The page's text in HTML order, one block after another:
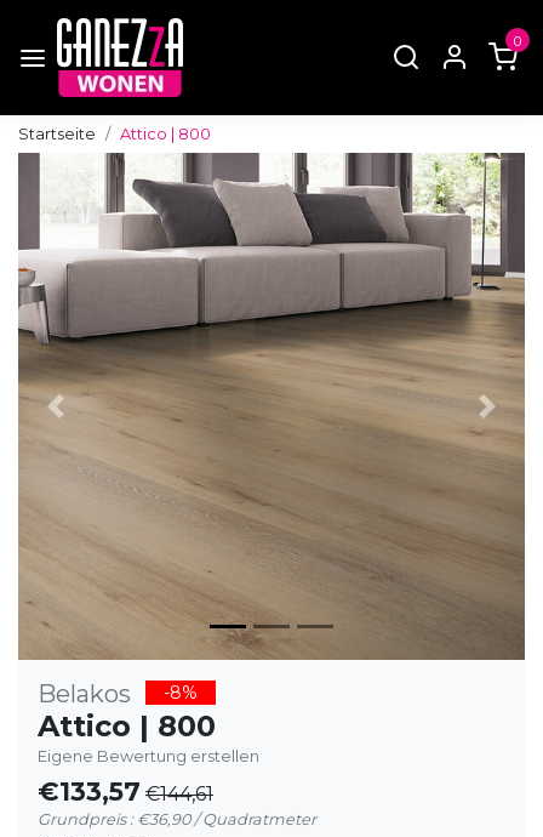
0
Startseite Attico | 800
Zurück
Belakos -8%
Attico | 800
Eigene Bewertung erstellen
€133,57 €144,61
Grundpreis : €36,90 / Quadratmeter